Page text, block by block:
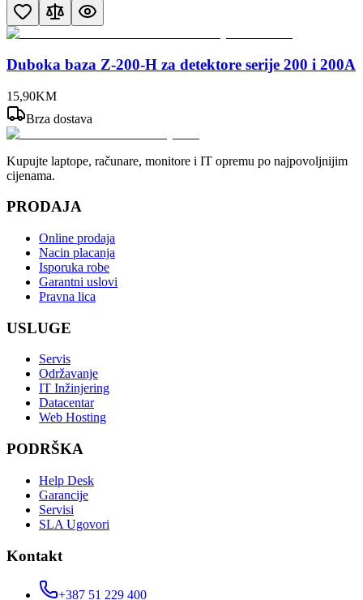
Duboka baza Z-200-H za detektore serije 200 i 200A
15,90KM
Brza dostava
Kupujte laptope, računare, monitore i IT opremu po najpovoljnijim
cijenama.
PRODAJA
Online prodaja
Nacin placanja
Isporuka robe
Garantni uslovi
Pravna lica
USLUGE
Servis
Održavanje
IT Inžinjering
Datacentar
Web Hosting
PODRŠKA
Help Desk
Garancije
Servisi
SLA Ugovori
Kontakt
+387 51 229 400